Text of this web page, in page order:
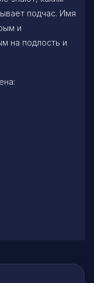
подчас. Имя
и
на подлость и